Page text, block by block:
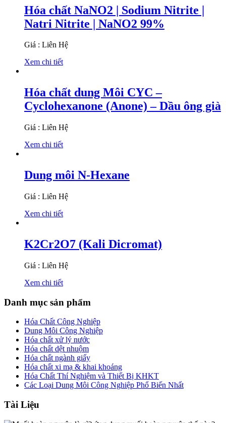
Hóa chất NaNO2 | Sodium Nitrite |
Natri Nitrite | NaNO2 99%
Giá : Liên Hệ
Xem chi tiết
Hóa chất dung Môi CYC –
Cyclohexanone (Anone) – Dầu ông già
Giá : Liên Hệ
Xem chi tiết
Dung môi N-Hexane
Giá : Liên Hệ
Xem chi tiết
K2Cr2O7 (Kali Dicromat)
Giá : Liên Hệ
Xem chi tiết
Danh mục sản phẩm
Hóa Chất Công Nghiệp
Dung Môi Công Nghiệp
Hóa chất xử lý nước
Hóa chất dệt nhuộm
Hóa chất ngành giấy
Hóa chất xi mạ & khai khoáng
Hóa Chất Thí Nghiệm và Thiết Bị KHKT
Các Loại Dung Môi Công Nghiệp Phổ Biến Nhất
Tài Liệu